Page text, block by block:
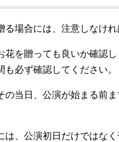
る場合には、注意しなけ
花を贈っても良いか確認
必ず確認してください。
の当日、公演が始まる前
は、公演初日だけではな